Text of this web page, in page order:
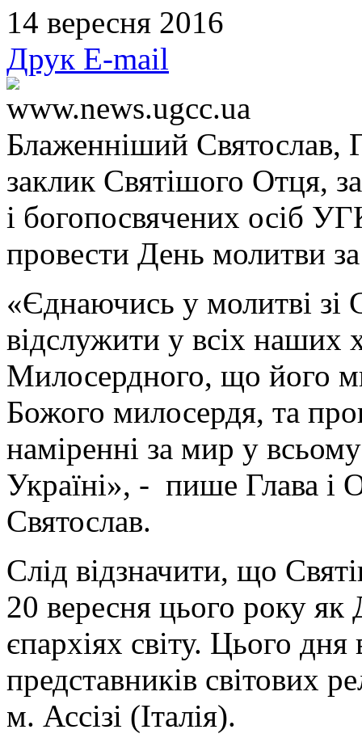
14 вересня 2016
Друк E-mail
www.news.ugcc.ua
Блаженніший Святослав,
заклик Святішого Отця,
і богопосвячених осіб
провести День молитви
«Єднаючись у молитві
відслужити у всіх
Милосердного, що його
Божого милосердя, та
наміренні за мир у
Україні», - пише Глава
Святослав.
Слід відзначити, що
20 вересня цього року
єпархіях світу. Цього дня
представників світових
м. Ассізі (Італія).